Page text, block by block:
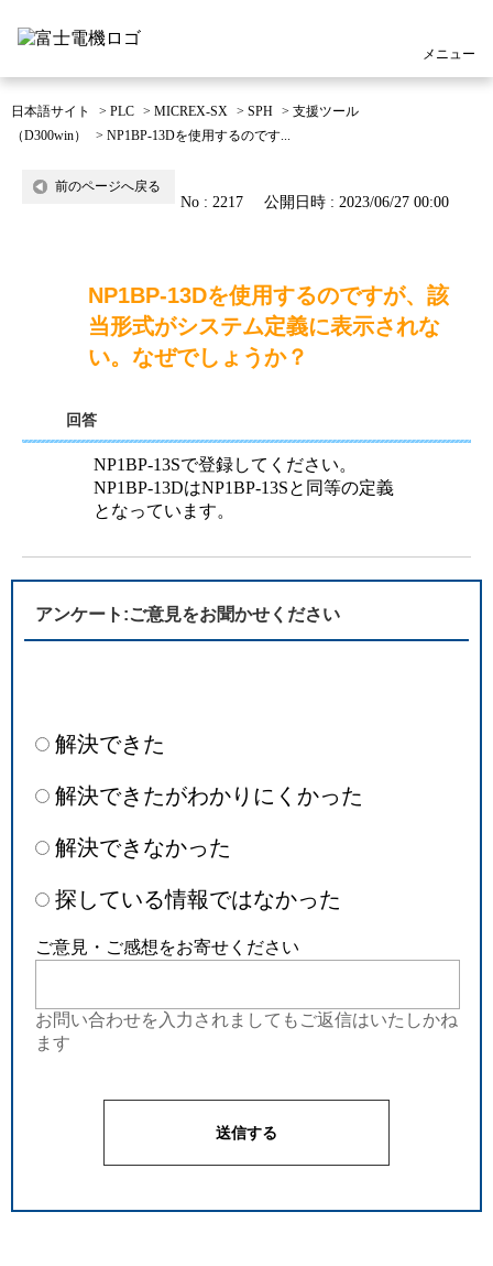
メニュー
日本語サイト > PLC > MICREX-SX > SPH > 支援ツール
（D300win）
> NP1BP-13Dを使用するのです...
前のページへ戻る
No : 2217 公開日時 : 2023/06/27 00:00
NP1BP-13Dを使用するのですが、該
当形式がシステム定義に表示されな
い。なぜでしょうか？
回答
NP1BP-13Sで登録してください。
NP1BP-13DはNP1BP-13Sと同等の定義
となっています。
アンケート:ご意見をお聞かせください
解決できた
解決できたがわかりにくかった
解決できなかった
探している情報ではなかった
ご意見・ご感想をお寄せください
お問い合わせを入力されましてもご返信はいたしかね
ます